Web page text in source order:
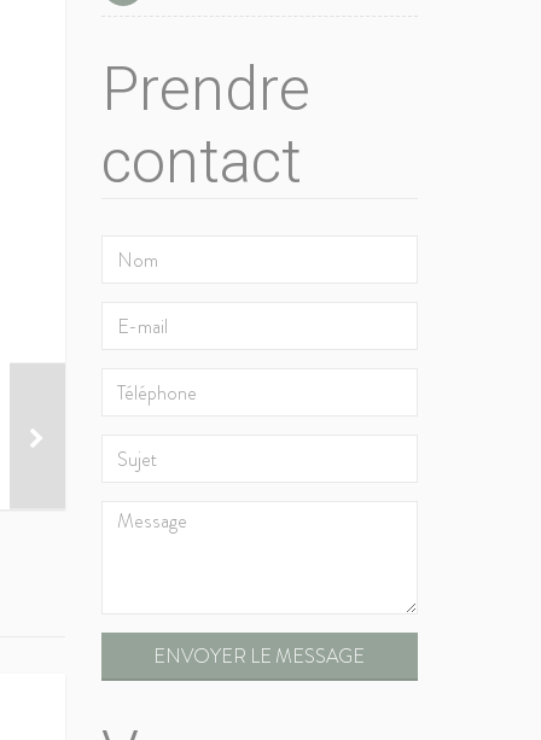
Prendre
contact
ENVOYER LE MESSAGE